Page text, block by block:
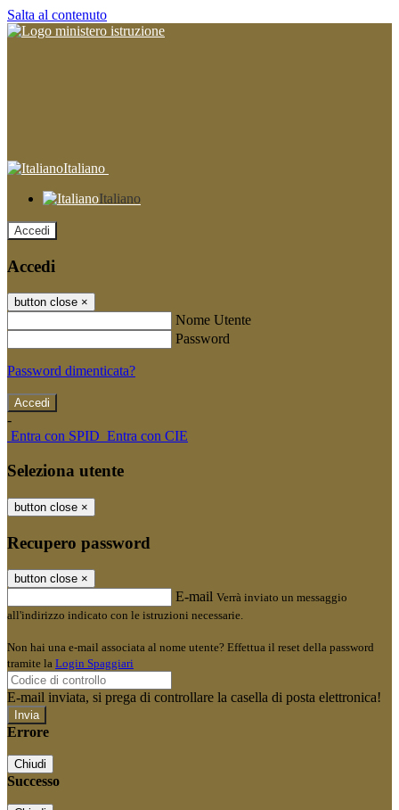
Salta al contenuto
Italiano
Italiano
Accedi
Accedi
button close ×
Nome Utente
Password
Password dimenticata?
-
Entra con SPID Entra con CIE
Seleziona utente
button close ×
Recupero password
button close ×
E-mail Verrà inviato un messaggio
all'indirizzo indicato con le istruzioni necessarie.
Non hai una e-mail associata al nome utente? Effettua il reset della password
tramite la Login Spaggiari
E-mail inviata, si prega di controllare la casella di posta elettronica!
Errore
Chiudi
Successo